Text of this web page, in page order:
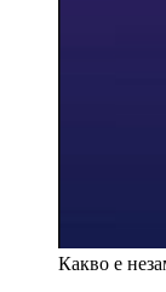
Какво е